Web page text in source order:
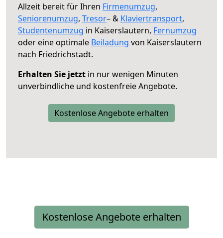
Allzeit bereit für Ihren Firmenumzug,
Seniorenumzug, Tresor– & Klaviertransport,
Studentenumzug in Kaiserslautern, Fernumzug
oder eine optimale Beiladung von Kaiserslautern
nach Friedrichstadt.
Erhalten Sie jetzt in nur wenigen Minuten
unverbindliche und kostenfreie Angebote.
Kostenlose Angebote erhalten
Kostenlose Angebote erhalten